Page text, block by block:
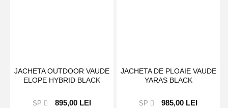
JACHETA OUTDOOR VAUDE
ELOPE HYBRID BLACK
SP 895,00 LEI
JACHETA DE PLOAIE VAUDE
YARAS BLACK
SP 985,00 LEI